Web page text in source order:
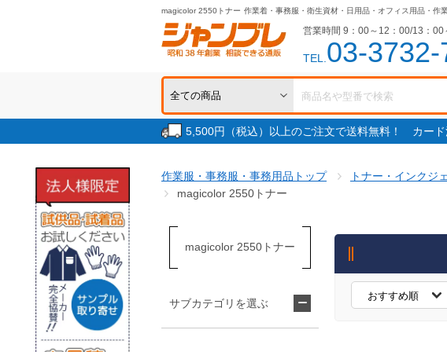
magicolor 2550トナー 作業着・事務服・衛生資材・日用品・オフィス用品・作
営業時間 9：00～12：00/13：00
TEL.03-3732-
5,500円（税込）以上のご注文で送料無料！ カード
作業服・事務服・事務用品トップ トナー・インクジ
magicolor 2550トナー
magicolor 2550トナー
サブカテゴリを選ぶ